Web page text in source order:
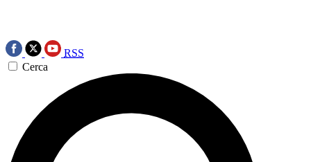
RSS
Cerca